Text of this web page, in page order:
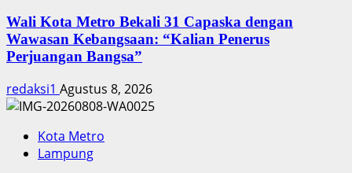
Wali Kota Metro Bekali 31 Capaska dengan
Wawasan Kebangsaan: “Kalian Penerus
Perjuangan Bangsa”
redaksi1 Agustus 8, 2026
Kota Metro
Lampung